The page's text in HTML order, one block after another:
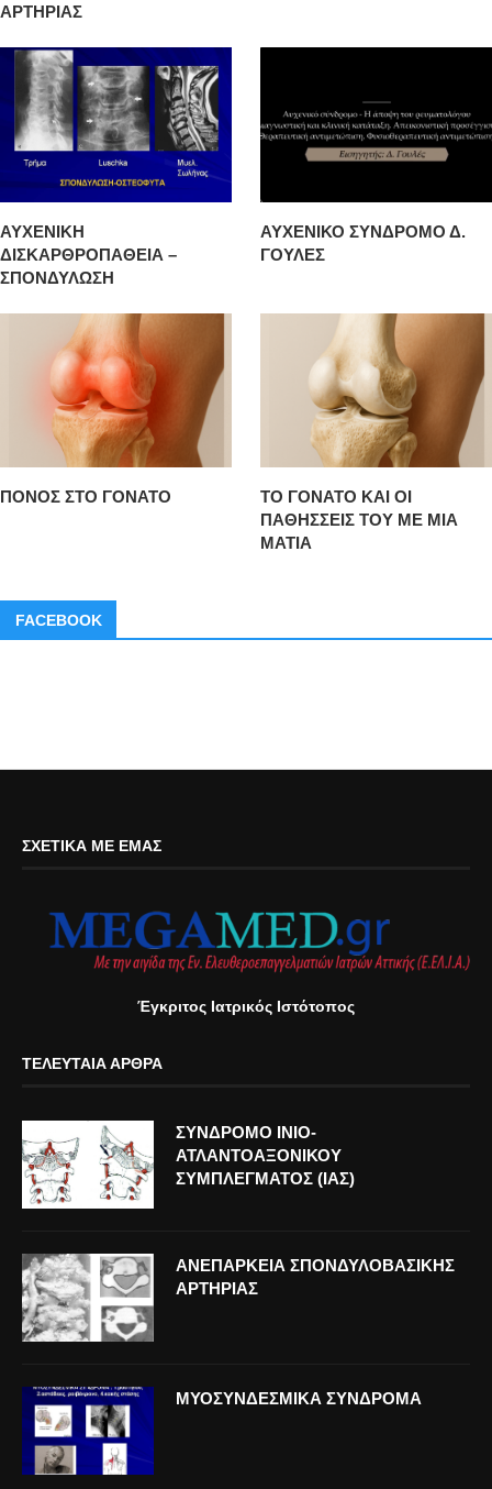
ΑΡΤΗΡΙΑΣ
ΑΥΧΕΝΙΚΗ
ΔΙΣΚΑΡΘΡΟΠΑΘΕΙΑ –
ΣΠΟΝΔΥΛΩΣΗ
ΑΥΧΕΝΙΚΟ ΣΥΝΔΡΟΜΟ Δ.
ΓΟΥΛΕΣ
ΠΟΝΟΣ ΣΤΟ ΓΟΝΑΤΟ
ΤΟ ΓΟΝΑΤΟ ΚΑΙ ΟΙ
ΠΑΘΗΣΣΕΙΣ ΤΟΥ ΜΕ ΜΙΑ
ΜΑΤΙΑ
FACEBOOK
ΣΧΕΤΙΚΆ ΜΕ ΕΜΆΣ
Έγκριτος Ιατρικός Ιστότοπος
ΤΕΛΕΥΤΑΊΑ ΆΡΘΡΑ
ΣΥΝΔΡΟΜΟ ΙΝΙΟ-
ΑΤΛΑΝΤΟΑΞΟΝΙΚΟΥ
ΣΥΜΠΛΕΓΜΑΤΟΣ (ΙΑΣ)
ΑΝΕΠΑΡΚΕΙΑ ΣΠΟΝΔΥΛΟΒΑΣΙΚΗΣ
ΑΡΤΗΡΙΑΣ
ΜΥΟΣΥΝΔΕΣΜΙΚΑ ΣΥΝΔΡΟΜΑ